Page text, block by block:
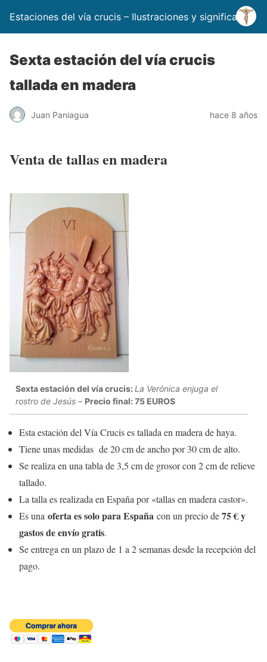
Estaciones del vía crucis – Ilustraciones y significado
Sexta estación del vía crucis
tallada en madera
Juan Paniagua hace 8 años
Venta de tallas en madera
Sexta estación del vía crucis: La Verónica enjuga el
rostro de Jesús – Precio final: 75 EUROS
Esta estación del Vía Crucis es tallada en madera de haya.
Tiene unas medidas de 20 cm de ancho por 30 cm de alto.
Se realiza en una tabla de 3,5 cm de grosor con 2 cm de relieve
tallado.
La talla es realizada en España por «tallas en madera castor».
Es una oferta es solo para España con un precio de75 € y
gastos de envío gratis.
Se entrega en un plazo de 1 a 2 semanas desde la recepción del
pago.